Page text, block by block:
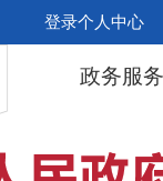
登录个人中心
政务服务